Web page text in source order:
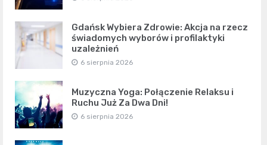
Gdańsk Wybiera Zdrowie: Akcja na rzecz
świadomych wyborów i profilaktyki
uzależnień
6 sierpnia 2026
Muzyczna Yoga: Połączenie Relaksu i
Ruchu Już Za Dwa Dni!
6 sierpnia 2026